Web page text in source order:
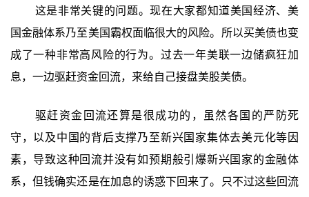
这是非常关键的问题。现在大家都知道美国经济、美
国金融体系乃至美国霸权面临很大的风险。所以买美债也变
成了一种非常高风险的行为。过去一年美联一边储疯狂加
息，一边驱赶资金回流，来给自己接盘美股美债。
驱赶资金回流还算是很成功的，虽然各国的严防死
守，以及中国的背后支撑乃至新兴国家集体去美元化等因
素，导致这种回流并没有如预期般引爆新兴国家的金融体
系，但钱确实还是在加息的诱惑下回来了。只不过这些回流